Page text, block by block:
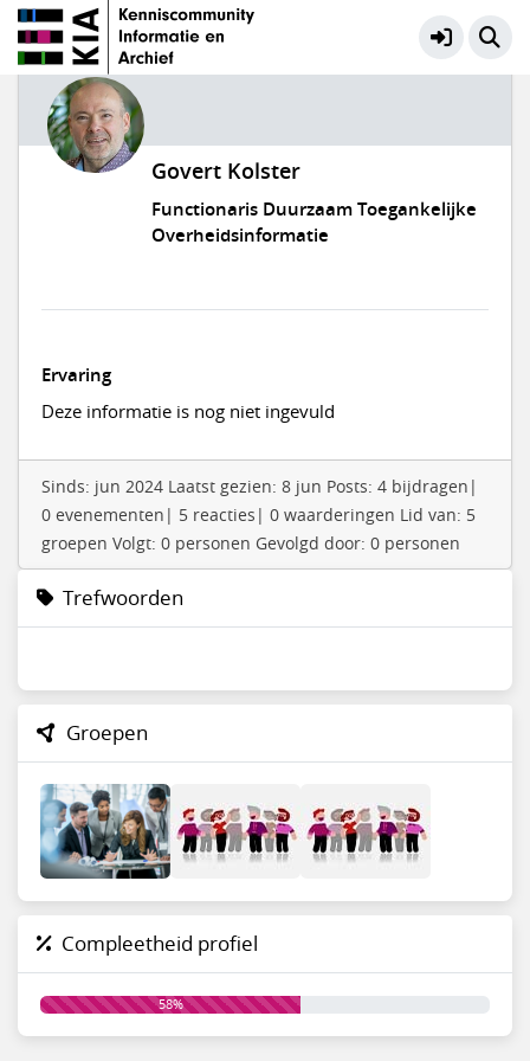
Govert Kolster
Functionaris Duurzaam Toegankelijke
Overheidsinformatie
Ervaring
Deze informatie is nog niet ingevuld
Sinds: jun 2024 Laatst gezien: 8 jun Posts: 4 bijdragen|
0 evenementen| 5 reacties| 0 waarderingen Lid van: 5
groepen Volgt: 0 personen Gevolgd door: 0 personen
Trefwoorden
Groepen
Compleetheid profiel
58%